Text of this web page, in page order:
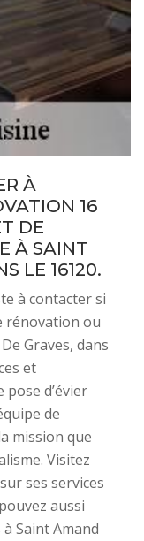
À
16
DE
À SAINT
LE 16120.
à contacter si
rénovation ou
Graves, dans
et
pose d’évier
de
mission que
Visitez
ses services
aussi
Saint Amand